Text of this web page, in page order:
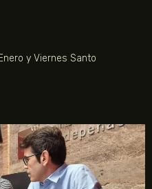
y Viernes Santo